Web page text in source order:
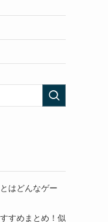
はどんなゲー
すめまとめ！似